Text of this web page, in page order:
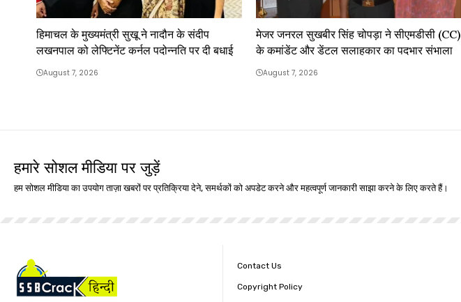
हिमाचल के मुख्यमंत्री सुखू ने नादौन के संदीप
लखनपाल को लेफ्टिनेंट कर्नल पदोन्नति पर दी बधाई
August 7, 2026
मेजर जनरल सुखबीर सिंह चोपड़ा ने सीएमडीसी (CC)
के कमांडेंट और डेंटल सलाहकार का पदभार संभाला
August 7, 2026
हमारे सोशल मीडिया पर जुड़ें
हम सोशल मीडिया का उपयोग ताज़ा खबरों पर प्रतिक्रिया देने, समर्थकों को अपडेट करने और महत्वपूर्ण जानकारी साझा करने के लिए करते हैं।
Contact Us
Copyright Policy